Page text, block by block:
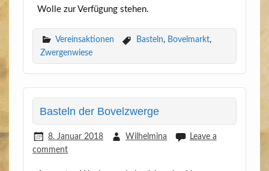
Wol­le zur Ver­fü­gung stehen.
Vereinsaktionen Basteln, Bovelmarkt,
Zwergenwiese
Basteln der Bovelzwerge
8. Januar 2018 Wilhelmina
Leave a
comment